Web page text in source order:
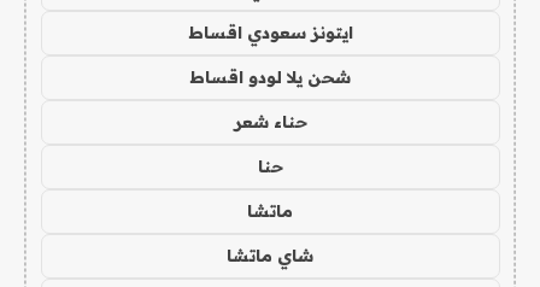
ايتونز سعودي اقساط
شحن يلا لودو اقساط
حناء شعر
حنا
ماتشا
شاي ماتشا